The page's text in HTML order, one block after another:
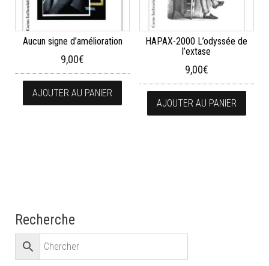
Aucun signe d’amélioration
9,00€
AJOUTER AU PANIER
HAPAX-2000 L’odyssée de
l’extase
9,00€
AJOUTER AU PANIER
Recherche